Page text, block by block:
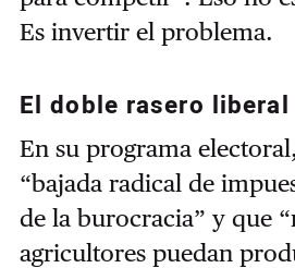
Es invertir el problema.
El doble rasero liberal
En su programa
“bajada radical de
de la burocracia” y que
agricultores puedan